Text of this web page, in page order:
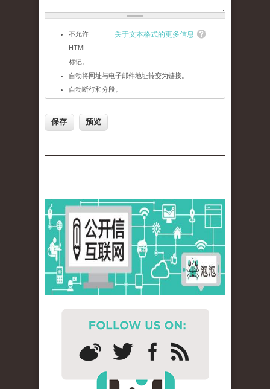
关于文本格式的更多信息
不允许
HTML
标记。
自动将网址与电子邮件地址转变为链接。
自动断行和分段。